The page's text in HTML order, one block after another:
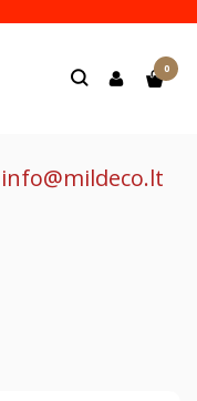
0
info@mildeco.lt